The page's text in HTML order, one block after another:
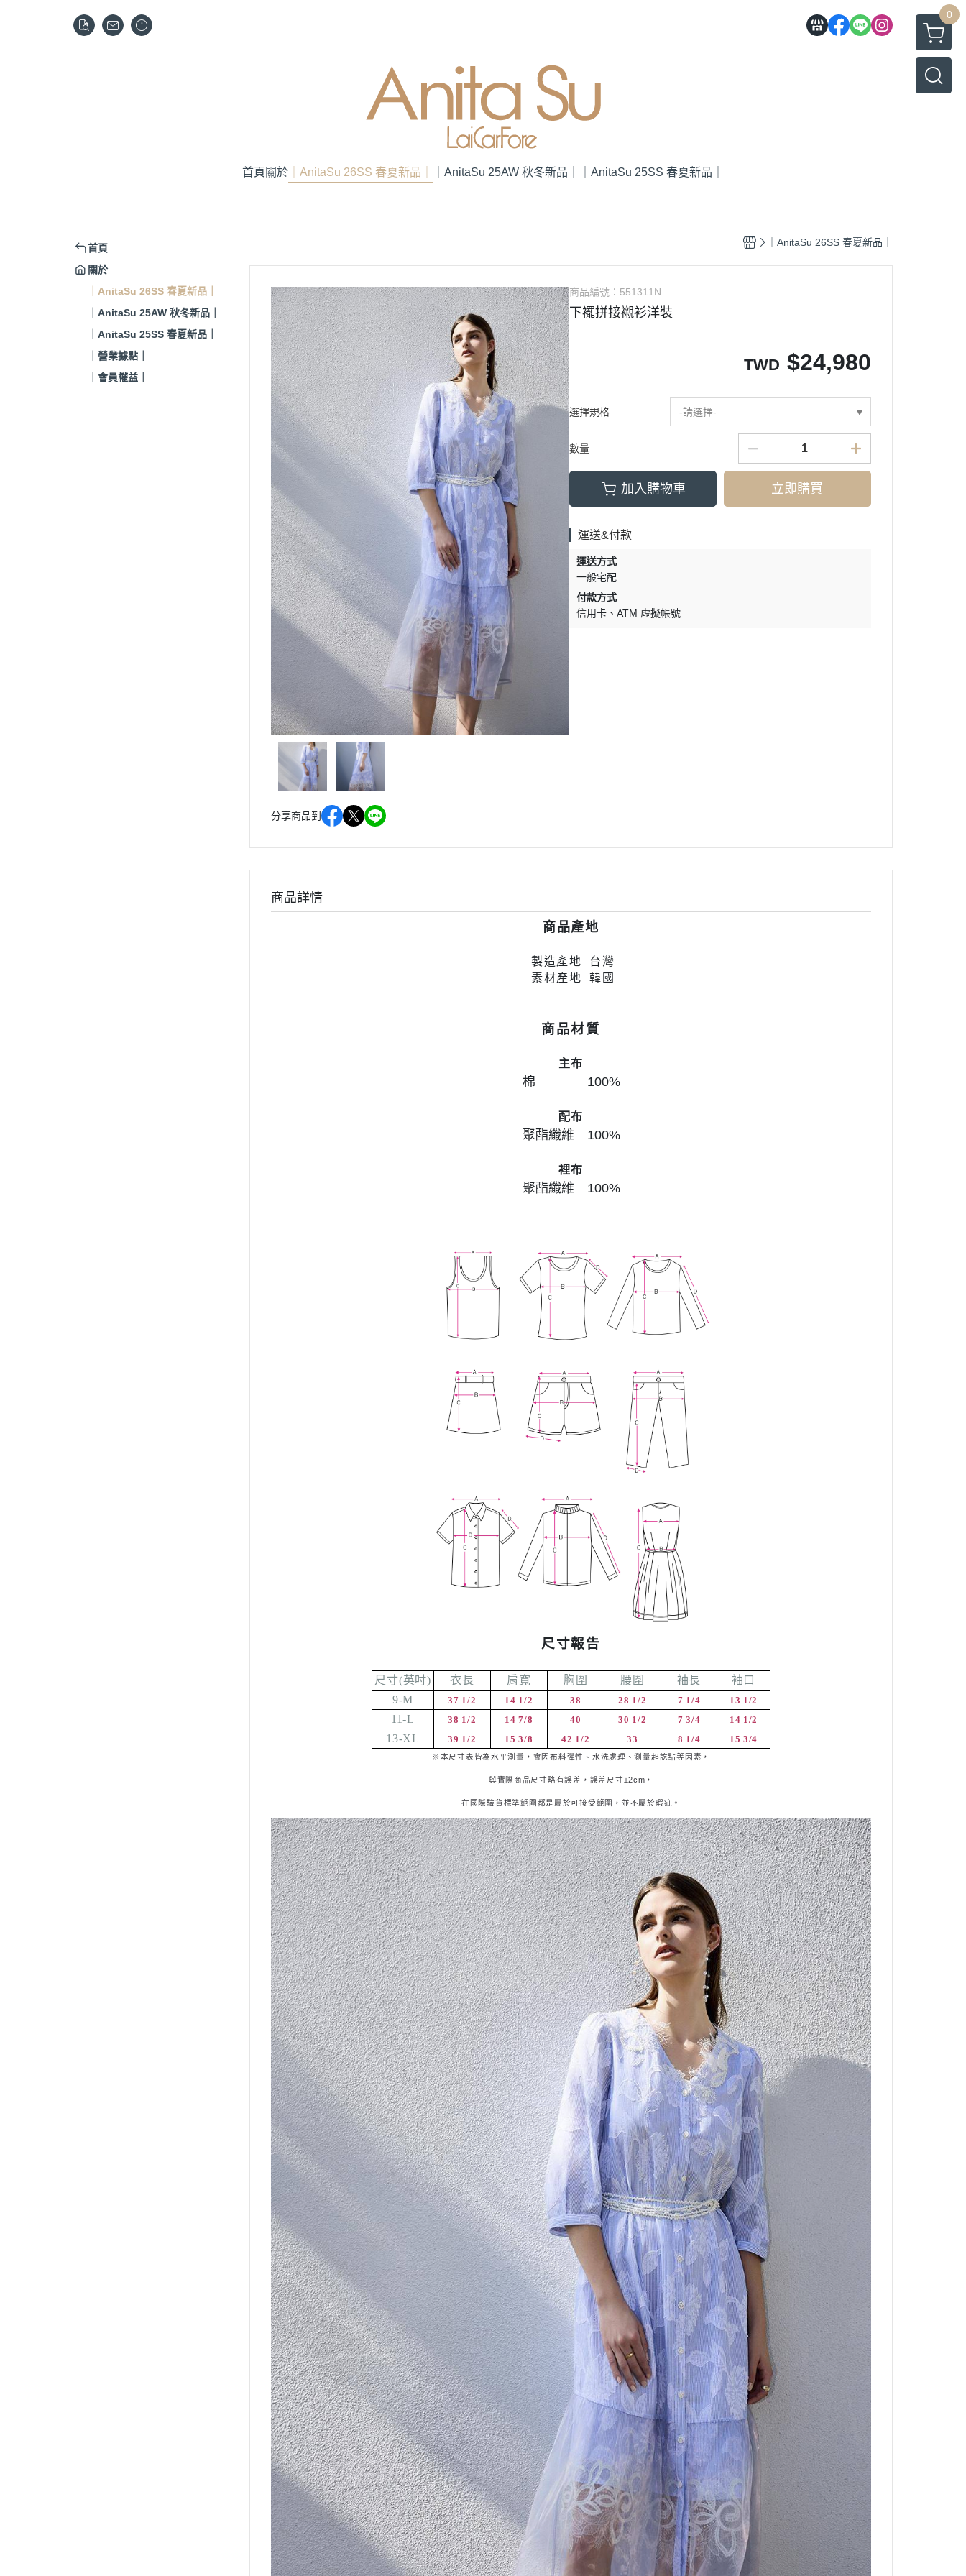
0
首頁 關於 ｜AnitaSu 26SS 春夏新品｜ ｜AnitaSu 25AW 秋冬新品｜ ｜AnitaSu 25SS 春夏新品｜
首頁
關於
｜AnitaSu 26SS 春夏新品｜
｜AnitaSu 25AW 秋冬新品｜
｜AnitaSu 25SS 春夏新品｜
｜營業據點｜
｜會員權益｜
｜AnitaSu 26SS 春夏新品｜
分享商品到
商品編號： 551311N
下襬拼接襯衫洋裝
TWD $24,980
選擇規格 -請選擇-
數量
加入購物車 立即購買
運送&付款
運送方式
一般宅配
付款方式
信用卡
ATM 虛擬帳號
商品詳情
商品產地
製造產地 台灣
素材產地 韓國
商品材質
主布
棉 100%
配布
聚酯纖維 100%
裡布
聚酯纖維 100%
尺寸報告
尺寸(英吋) 衣長 肩寬 胸圍 腰圍 袖長
袖口
9-M
37 1/2 14 1/2 38 28 1/2 7 1/4 13 1/2
11-L 38 1/2 14 7/8 40 30 1/2 7 3/4 14 1/2
13-XL 39 1/2 15 3/8 42 1/2 33 8 1/4 15 3/4
※本尺寸表皆為水平測量，會因布料彈性、水洗處理、測量起訖點等因素，
與實際商品尺寸略有誤差，誤差尺寸±2cm ，
在國際驗貨標準範圍都是屬於可接受範圍，並不屬於瑕疵。